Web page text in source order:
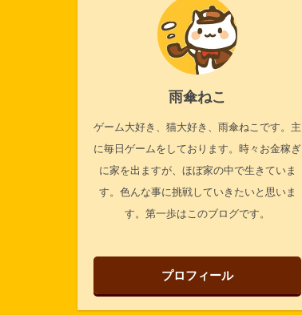
雨傘ねこ
ゲーム大好き、猫大好き、雨傘ねこです。主
に毎日ゲームをしております。時々お金稼ぎ
に家を出ますが、ほぼ家の中で生きていま
す。色んな事に挑戦していきたいと思いま
す。第一歩はこのブログです。
プロフィール